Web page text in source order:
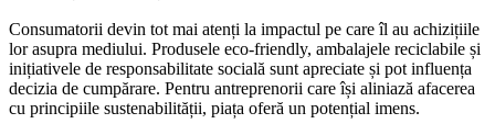
Consumatorii devin tot mai atenți la impactul pe care îl au achizițiile
lor asupra mediului. Produsele eco-friendly, ambalajele reciclabile și
inițiativele de responsabilitate socială sunt apreciate și pot influența
decizia de cumpărare. Pentru antreprenorii care își aliniază afacerea
cu principiile sustenabilității, piața oferă un potențial imens.